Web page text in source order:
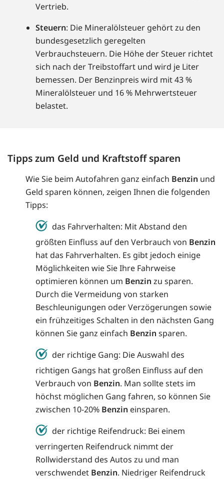
Vertrieb.
Steuern: Die Mineralölsteuer gehört zu den
bundesgesetzlich geregelten
Verbrauchsteuern. Die Höhe der Steuer richtet
sich nach der Treibstoffart und wird je Liter
bemessen. Der Benzinpreis wird mit 43 %
Mineralölsteuer und 16 % Mehrwertsteuer
belastet.
Tipps zum Geld und Kraftstoff sparen
Wie Sie beim Autofahren ganz einfach Benzin und
Geld sparen können, zeigen Ihnen die folgenden
Tipps:
das Fahrverhalten: Mit Abstand den
größten Einfluss auf den Verbrauch von Benzin
hat das Fahrverhalten. Es gibt jedoch einige
Möglichkeiten wie Sie Ihre Fahrweise
optimieren können um Benzin zu sparen.
Durch die Vermeidung von starken
Beschleunigungen oder Verzögerungen sowie
ein frühzeitiges Schalten in den nächsten Gang
können Sie ganz einfach Benzin sparen.
der richtige Gang: Die Auswahl des
richtigen Gangs hat großen Einfluss auf den
Verbrauch von Benzin. Man sollte stets im
höchst möglichen Gang fahren, so können Sie
zwischen 10-20% Benzin einsparen.
der richtige Reifendruck: Bei einem
verringerten Reifendruck nimmt der
Rollwiderstand des Autos zu und man
verschwendet Benzin. Niedriger Reifendruck